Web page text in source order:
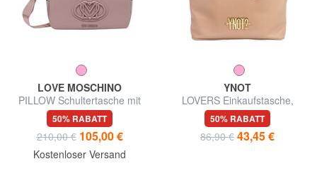
LOVE MOSCHINO
PILLOW Schultertasche mit
Schultergurt
50% RABATT
210,00 € 105,00 €
Kostenloser Versand
YNOT
LOVERS Einkaufstasche,
Umhängetasche
50% RABATT
86,90 € 43,45 €